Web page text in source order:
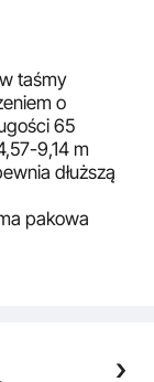
taśmy
o
65
9,14 m
dłuższą
pakowa
zawiera